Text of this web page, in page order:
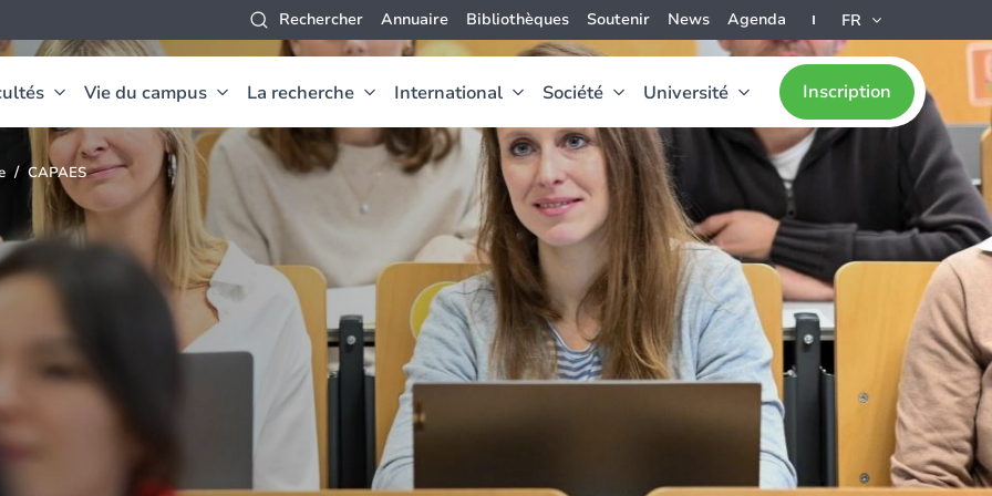
Rechercher Annuaire Bibliothèques Soutenir News Agenda FR
Vie du campus La recherche International Société Université Inscription
CAPAES